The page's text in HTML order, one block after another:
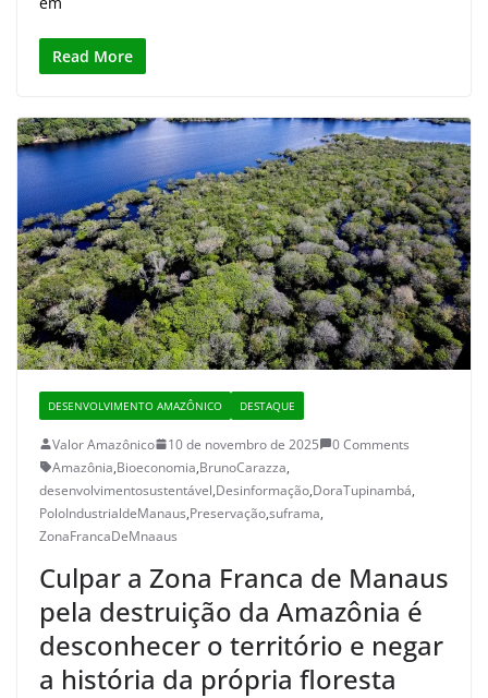
Read More
DESENVOLVIMENTO AMAZÔNICO DESTAQUE
Valor Amazônico 10 de novembro de 2025
0 Comments
Amazônia,Bioeconomia,BrunoCarazza,
desenvolvimentosustentável,Desinformação,DoraTupinambá,
PoloIndustrialdeManaus,Preservação,suframa,
ZonaFrancaDeMnaaus
Culpar a Zona Franca de Manaus
pela destruição da Amazônia é
desconhecer o território e negar
a história da própria floresta